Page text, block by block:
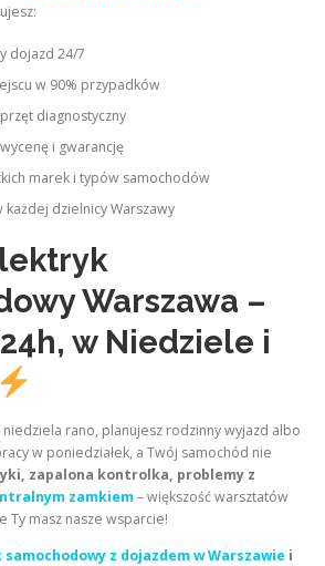
dojazd 24/7
w 90% przypadków
diagnostyczny
i gwarancję
marek i typów samochodów
każdej dzielnicy Warszawy
Warszawa –
w Niedziele i
rano, planujesz rodzinny wyjazd albo
w poniedziałek, a Twój samochód nie
zapalona kontrolka, problemy z
zamkiem– większość warsztatów
Ty masz nasze wsparcie!
z dojazdem w Warszawie i